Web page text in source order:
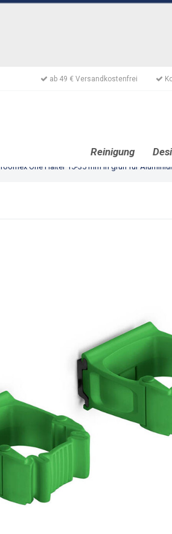
ab 49 € Versandkostenfrei
Reinigung
Toolflex One Halter 15-35 mm in grün für